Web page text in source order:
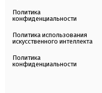
Политика
конфиденциальности
Политика использования
искусственного интеллекта
Политика
конфиденциальности